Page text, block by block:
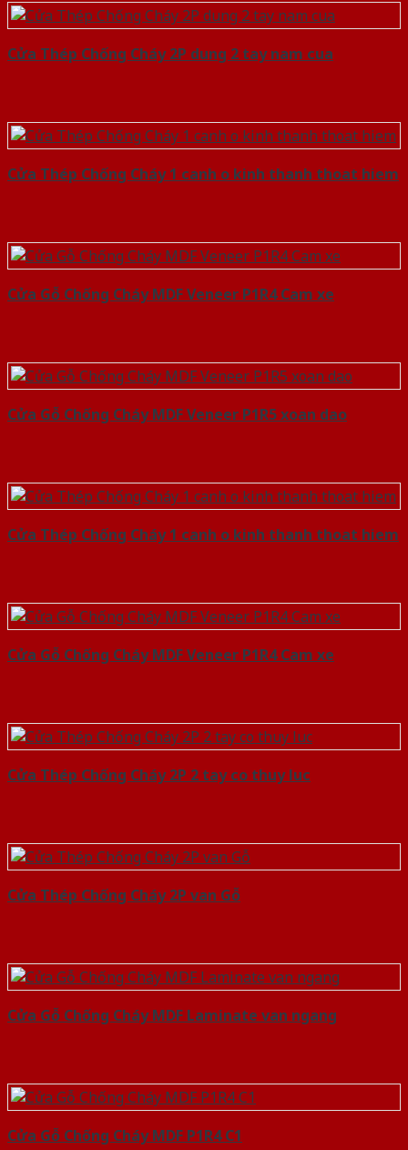
Cửa Thép Chống Cháy 2P dung 2 tay nam cua
Cửa Thép Chống Cháy 1 canh o kinh thanh thoat hiem
Cửa Gỗ Chống Cháy MDF Veneer P1R4 Cam xe
Cửa Gỗ Chống Cháy MDF Veneer P1R5 xoan dao
Cửa Thép Chống Cháy 1 canh o kinh thanh thoat hiem
Cửa Gỗ Chống Cháy MDF Veneer P1R4 Cam xe
Cửa Thép Chống Cháy 2P 2 tay co thuy luc
Cửa Thép Chống Cháy 2P van Gỗ
Cửa Gỗ Chống Cháy MDF Laminate van ngang
Cửa Gỗ Chống Cháy MDF P1R4 C1